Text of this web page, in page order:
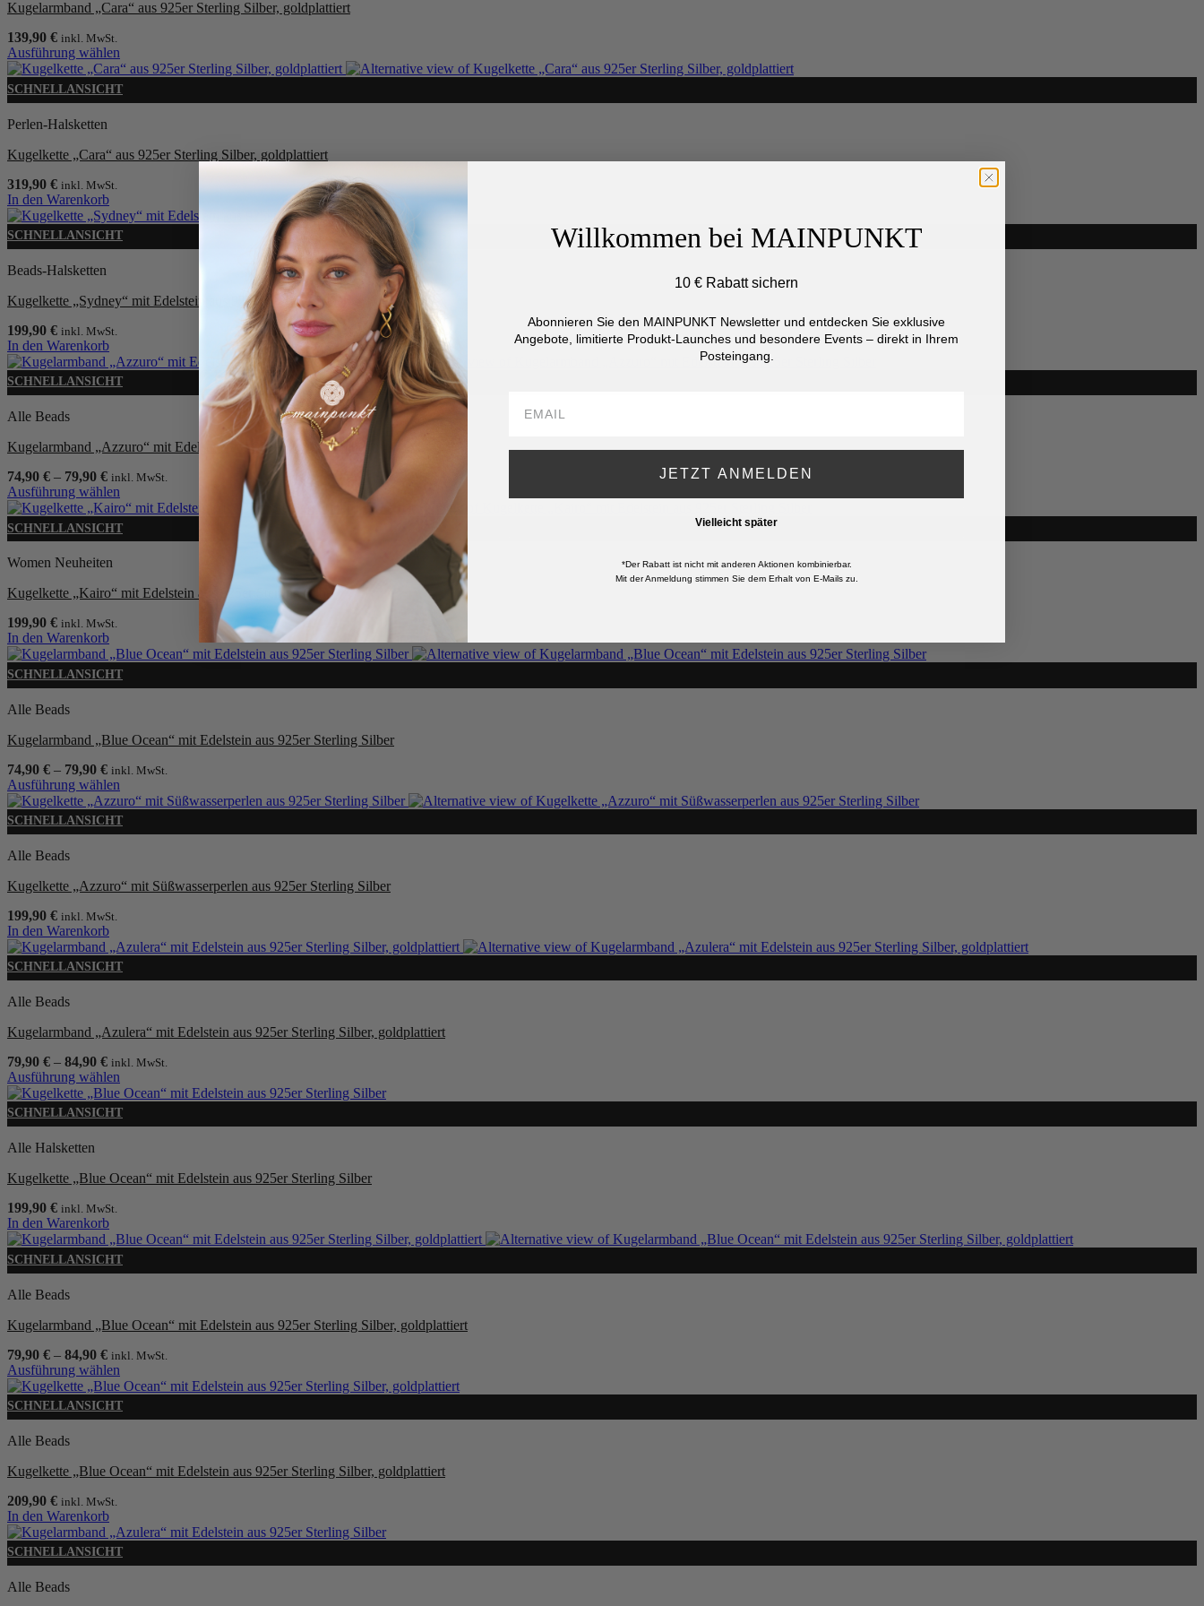
Kugelarmband „Cara“ aus 925er Sterling Silber, goldplattiert
139,90 € inkl. MwSt.
Ausführung wählen
Dieses
Produkt
weist
mehrere
Varianten
auf.
Die
Optionen
können
auf
der
Produktseite
gewählt
werden
SCHNELLANSICHT
Perlen-Halsketten
Kugelkette „Cara“ aus 925er Sterling Silber, goldplattiert
319,90 € inkl. MwSt.
In den Warenkorb
SCHNELLANSICHT
Beads-Halsketten
Kugelkette „Sydney“ mit Edelstein aus 925er Sterling Silber
199,90 € inkl. MwSt.
In den Warenkorb
SCHNELLANSICHT
Alle Beads
Kugelarmband „Azzuro“ mit Edelstein aus 925er Sterling Silber
74,90 € – 79,90 € inkl. MwSt.
Ausführung wählen
Dieses
Produkt
weist
mehrere
Varianten
auf.
Die
Optionen
können
auf
der
Produktseite
werden
SCHNELLANSICHT
Women Neuheiten
Kugelkette „Kairo“ mit Edelstein aus 925er Sterling Silber
199,90 € inkl. MwSt.
In den Warenkorb
SCHNELLANSICHT
Alle Beads
Kugelarmband „Blue Ocean“ mit Edelstein aus 925er Sterling Silber
74,90 € – 79,90 € inkl. MwSt.
Ausführung wählen
Dieses
Produkt
weist
mehrere
Varianten
auf.
Die
Optionen
können
auf
der
Produktseite
gewählt
werden
SCHNELLANSICHT
Alle Beads
Kugelkette „Azzuro“ mit Süßwasserperlen aus 925er Sterling Silber
199,90 € inkl. MwSt.
In den Warenkorb
SCHNELLANSICHT
Alle Beads
Kugelarmband „Azulera“ mit Edelstein aus 925er Sterling Silber, goldplattiert
79,90 € – 84,90 € inkl. MwSt.
Ausführung wählen
Dieses
Produkt
weist
mehrere
Varianten
auf.
Die
Optionen
können
auf
der
Produktseite
werden
SCHNELLANSICHT
Alle Halsketten
Kugelkette „Blue Ocean“ mit Edelstein aus 925er Sterling Silber
199,90 € inkl. MwSt.
In den Warenkorb
SCHNELLANSICHT
Alle Beads
Kugelarmband „Blue Ocean“ mit Edelstein aus 925er Sterling Silber, goldplattiert
79,90 € – 84,90 € inkl. MwSt.
Ausführung wählen
Dieses
Produkt
weist
mehrere
Varianten
auf.
Die
Optionen
können
auf
der
Produktseite
gewählt
werden
SCHNELLANSICHT
Alle Beads
Kugelkette „Blue Ocean“ mit Edelstein aus 925er Sterling Silber, goldplattiert
209,90 € inkl. MwSt.
In den Warenkorb
SCHNELLANSICHT
Alle Beads
Willkommen bei MAINPUNKT
10 € Rabatt sichern
Abonnieren Sie den MAINPUNKT Newsletter und entdecken Sie exklusive
Angebote, limitierte Produkt-Launches und besondere Events – direkt in Ihrem
Posteingang.
JETZT ANMELDEN
Vielleicht später
*Der Rabatt ist nicht mit anderen Aktionen kombinierbar.
Mit der Anmeldung stimmen Sie dem Erhalt von E-Mails zu.